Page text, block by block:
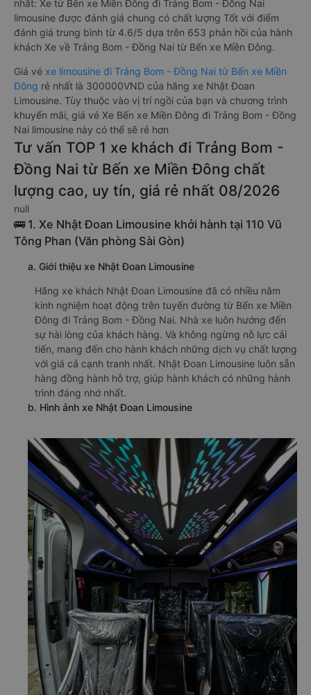
nhất: Xe từ Bến xe Miền Đông đi Trảng Bom - Đồng Nai
limousine được đánh giá chung có chất lượng Tốt với điểm
đánh giá trung bình từ 4.6/5 dựa trên 653 phản hồi của hành
khách Xe về Trảng Bom - Đồng Nai từ Bến xe Miền Đông.
Giá vé xe limousine đi Trảng Bom - Đồng Nai từ Bến xe Miền
Đông rẻ nhất là 300000VND của hãng xe Nhật Đoan
Limousine. Tùy thuộc vào vị trí ngồi của bạn và chương trình
khuyến mãi, giá vé Xe Bến xe Miền Đông đi Trảng Bom - Đồng
Nai limousine này có thể sẽ rẻ hơn
Tư vấn TOP 1 xe khách đi Trảng Bom -
Đồng Nai từ Bến xe Miền Đông chất
lượng cao, uy tín, giá rẻ nhất 08/2026
null
🚌 1. Xe Nhật Đoan Limousine khởi hành tại 110 Vũ
Tông Phan (Văn phòng Sài Gòn)
a. Giới thiệu xe Nhật Đoan Limousine
Hãng xe khách Nhật Đoan Limousine đã có nhiều năm
kinh nghiệm hoạt động trên tuyến đường từ Bến xe Miền
Đông đi Trảng Bom - Đồng Nai. Nhà xe luôn hướng đến
sự hài lòng của khách hàng. Và không ngừng nỗ lực cải
tiến, mang đến cho hành khách những dịch vụ chất lượng
với giá cả cạnh tranh nhất. Nhật Đoan Limousine luôn sẵn
hàng đồng hành hỗ trợ, giúp hành khách có những hành
trình đáng nhớ nhất.
b. Hình ảnh xe Nhật Đoan Limousine